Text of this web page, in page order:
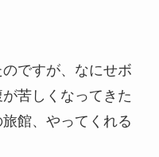
ですが、なにせボ
苦しくなってきた
館、やってくれる